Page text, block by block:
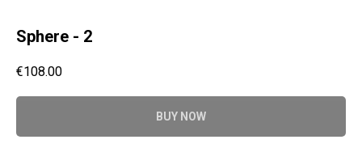
Sphere - 2
€108.00
BUY NOW